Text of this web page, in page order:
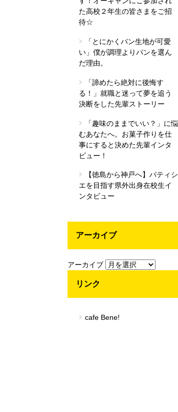
た高校２年生の皆さまをご招
待☆
「とにかくパン生地が可愛
い」僕が調理よりパンを選ん
だ理由。
「諦めたら絶対に後悔す
る！」就職と迷って夢を追う
決断をした先輩ストーリー
「趣味のままでいい？」に悩
むあなたへ。お菓子作りを仕
事にすると決めた先輩インタ
ビュー！
【徳島から神戸へ】パティシ
エを目指す県外出身在校生イ
ンタビュー
アーカイブ
アーカイブ
リンク
cafe Bene!